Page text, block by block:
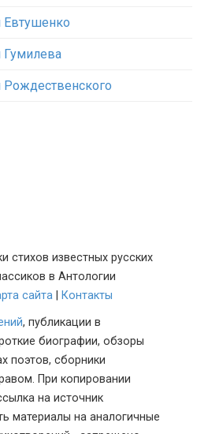
Евтушенко
Гумилева
стихов известных русских
в Антологии
сайта
Контакты
, публикации в
биографии, обзоры
поэтов, сборники
При копировании
на источник
материалы на аналогичные